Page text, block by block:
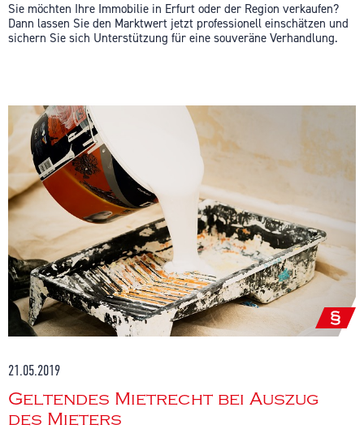
Sie möchten Ihre Immobilie in Erfurt oder der Region verkaufen?
Dann lassen Sie den Marktwert jetzt professionell einschätzen und
sichern Sie sich Unterstützung für eine souveräne Verhandlung.
21.05.2019
Geltendes Mietrecht bei Auszug
des Mieters